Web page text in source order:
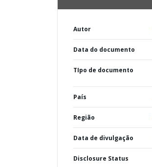
Autor
Data do documento
TIpo de documento
País
Região
Data de divulgação
Disclosure Status